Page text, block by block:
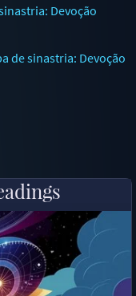
Devoção
de sinastria: Devoção